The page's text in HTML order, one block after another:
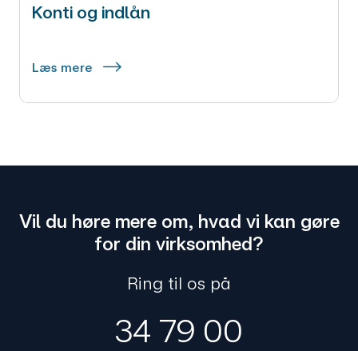
Konti og indlån
Læs mere
Vil du høre mere om, hvad vi kan gøre
for din virksomhed?
Ring til os på
34 79 00